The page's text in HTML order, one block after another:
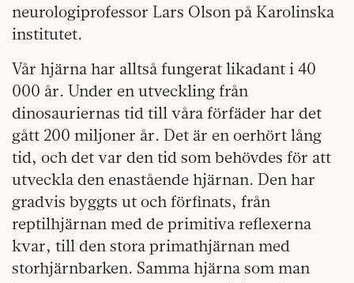
neurologiprofessor Lars Olson på Karolinska
institutet.
Vår hjärna har alltså fungerat likadant i 40
000 år. Under en utveckling från
dinosauriernas tid till våra förfäder har det
gått 200 miljoner år. Det är en oerhört lång
tid, och det var den tid som behövdes för att
utveckla den enastående hjärnan. Den har
gradvis byggts ut och förfinats, från
reptilhjärnan med de primitiva reflexerna
kvar, till den stora primathjärnan med
storhjärnbarken. Samma hjärna som man